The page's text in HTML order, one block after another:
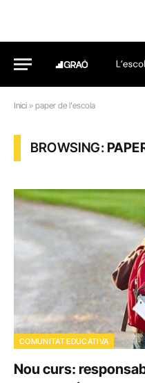
Inici » paper de l'escola
BROWSING:
COMUNITAT EDUCATIVA
Nou curs: